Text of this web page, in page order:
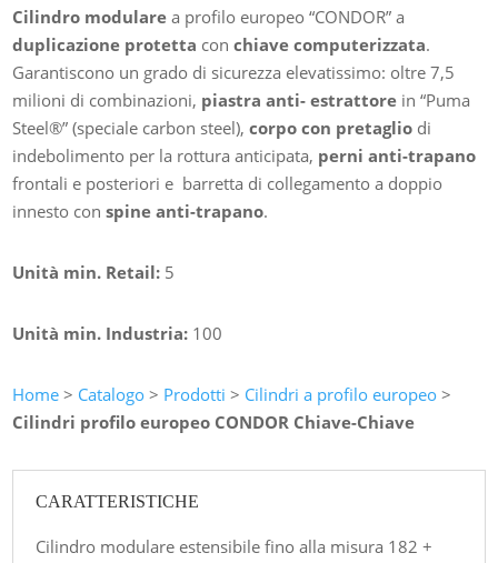
Cilindro modulare a profilo europeo “CONDOR” a
duplicazione protetta conchiave computerizzata.
Garantiscono un grado di sicurezza elevatissimo: oltre 7,5
milioni di combinazioni, piastra anti- estrattore in “Puma
Steel®” (speciale carbon steel),corpo con pretaglio di
indebolimento per la rottura anticipata, perni anti-trapano
frontali e posteriori e barretta di collegamento a doppio
innesto conspine anti-trapano.
Unità min. Retail: 5
Unità min. Industria: 100
Home > Catalogo > Prodotti > Cilindri a profilo europeo >
Cilindri profilo europeo CONDOR Chiave-Chiave
CARATTERISTICHE
Cilindro modulare estensibile fino alla misura 182 +